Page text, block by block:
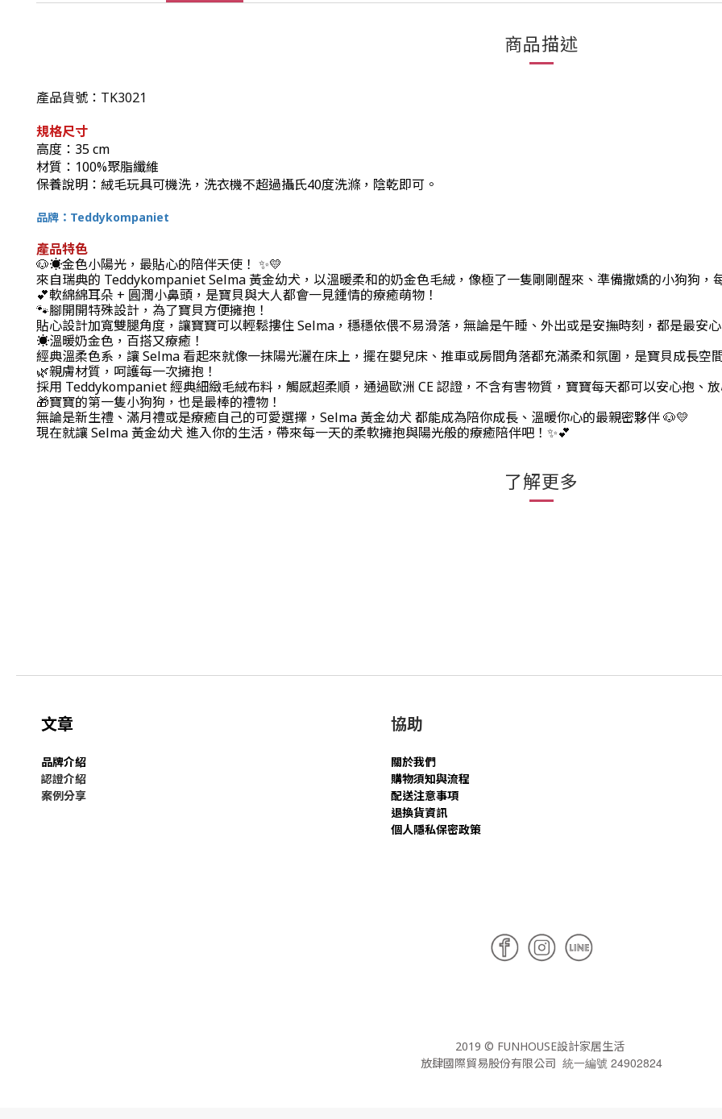
商品描述
產品貨號： TK3021
規格尺寸
高度：35 cm
材質：100%聚脂纖維
保養說明：絨毛玩具可機洗，洗衣機不超過攝氏40度洗滌，陰乾即可。
品牌：Teddykompaniet
產品特色
🐶☀️金色小陽光，最貼心的陪伴天使！ ✨💛
來自瑞典的 Teddykompaniet Selma 黃金幼犬，以溫暖柔和的奶金色毛絨，像極了一隻剛剛醒來、準備撒嬌的小狗狗，
💕軟綿綿耳朵 + 圓潤小鼻頭，是寶貝與大人都會一見鍾情的療癒萌物！
🐾腳開開特殊設計，為了寶貝方便擁抱！
貼心設計加寬雙腿角度，讓寶寶可以輕鬆摟住 Selma，穩穩依偎不易滑落，無論是午睡、外出或是安撫時刻，都是最安
☀️溫暖奶金色，百搭又療癒！
經典溫柔色系，讓 Selma 看起來就像一抹陽光灑在床上，擺在嬰兒床、推車或房間角落都充滿柔和氛圍，是寶貝成長空
🌿親膚材質，呵護每一次擁抱！
採用 Teddykompaniet 經典細緻毛絨布料，觸感超柔順，通過歐洲 CE 認證，不含有害物質，寶寶每天都可以安心抱、
🎁寶寶的第一隻小狗狗，也是最棒的禮物！
無論是新生禮、滿月禮或是療癒自己的可愛選擇，Selma 黃金幼犬 都能成為陪你成長、溫暖你心的最親密夥伴 🐶💛
現在就讓 Selma 黃金幼犬 進入你的生活，帶來每一天的柔軟擁抱與陽光般的療癒陪伴吧！✨💕
了解更多
文章
品牌介紹
認證介紹
案例分享
協助
關於我們
購物須知與流程
配送注意事項
退換貨資訊
個人隱私保密政策
2019 © FUNHOUSE設計家居生活
放肆國際貿易股份有限公司 統一編號 24902824